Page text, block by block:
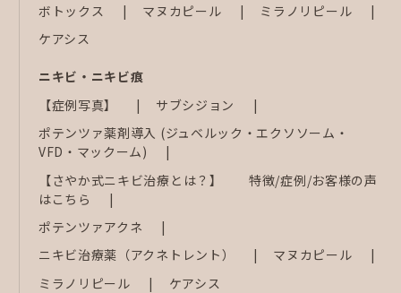
ボトックス
マヌカピール
ミラノリピール
ケアシス
ニキビ・ニキビ痕
【症例写真】
サブシジョン
ポテンツァ薬剤導入 (ジュベルック・エクソソーム・
VFD・マックーム)
【さやか式ニキビ治療とは？】 特徴/症例/お客様の声
はこちら
ポテンツァアクネ
ニキビ治療薬（アクネトレント）
マヌカピール
ミラノリピール
ケアシス